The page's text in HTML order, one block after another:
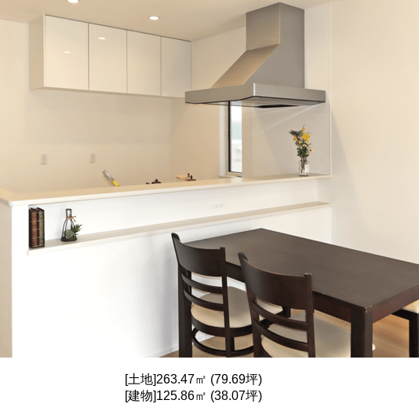
[土地]263.47㎡ (79.69坪)
[建物]125.86㎡ (38.07坪)